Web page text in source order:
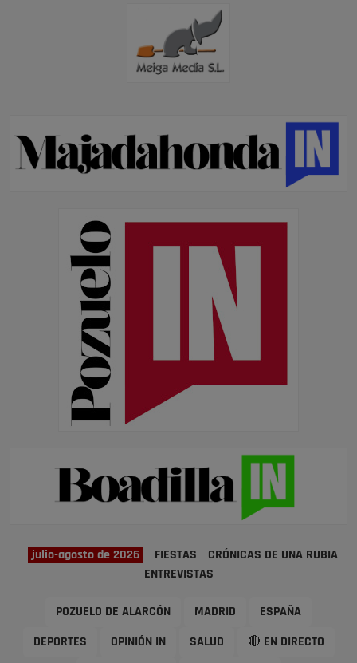
julio-agosto de 2026 FIESTAS
CRÓNICAS DE UNA RUBIA
ENTREVISTAS
POZUELO DE ALARCÓN MADRID ESPAÑA
DEPORTES OPINIÓN IN SALUD 🔴 EN DIRECTO